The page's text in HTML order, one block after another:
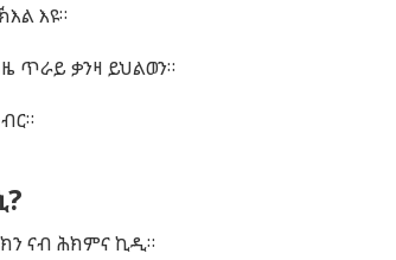
እዩ።
ጥራይ ቃንዛ ይህልወን።
ናብ ሕክምና ኪዲ።